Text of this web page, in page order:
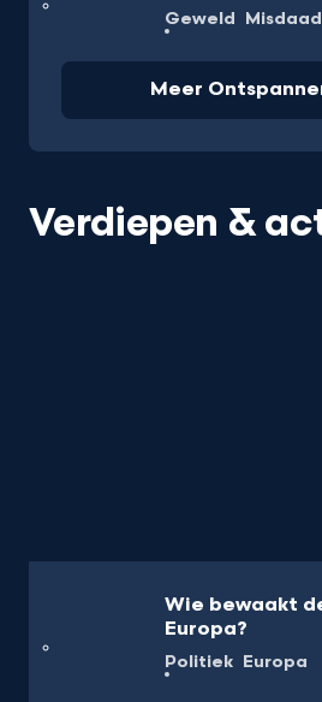
Geweld Misdaad
Meer
Verdiepen &
Wie bewaakt
Europa?
Politiek Europa